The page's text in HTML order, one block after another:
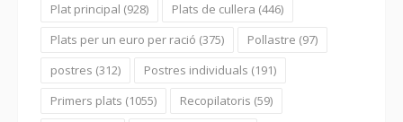
Plat principal (928) Plats de cullera (446)
Plats per un euro per ració (375) Pollastre (97)
postres (312) Postres individuals (191)
Primers plats (1055) Recopilatoris (59)